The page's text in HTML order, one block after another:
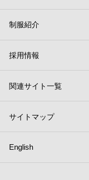
採用情報
English
関連サイト一覧
制服紹介
サイトマップ